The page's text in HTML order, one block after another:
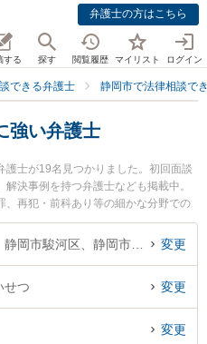
弁護士の方はこちら
する 探す 閲覧履歴 マイリスト ログイン
できる弁護士 静岡市で法律相談で
強い弁護士
護士が19名見つかりました。初回面談
決事例を持つ弁護士なども掲載中。
、再犯・前科あり等の細かな分野での
士法人GoDo 静岡合同法律事務所の守
務所 静岡支店の日野 卓郎弁護士、ミ
然わいせつのトラブル解決の実績豊富
談無料で公然わいせつを法律相談でき
などでお困りの相談者さんにおすすめ
変更
せつ 変更
変更